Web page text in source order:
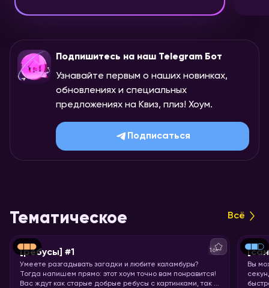
Подпишитесь на наш Telegram Бот
Узнавайте первым о наших новинках,
обновлениях и специальных
предложениях на Квиз, плиз! Хоум.
Подписаться
Тематическое Всё
[ребусы] #1 16+
Умеете разгадывать загадки и любите каламбуры?
Тогда напишем прямо: этот хоум точно вам понравится!
Вас ждут как старые добрые ребусы с картинками, так и
Вы